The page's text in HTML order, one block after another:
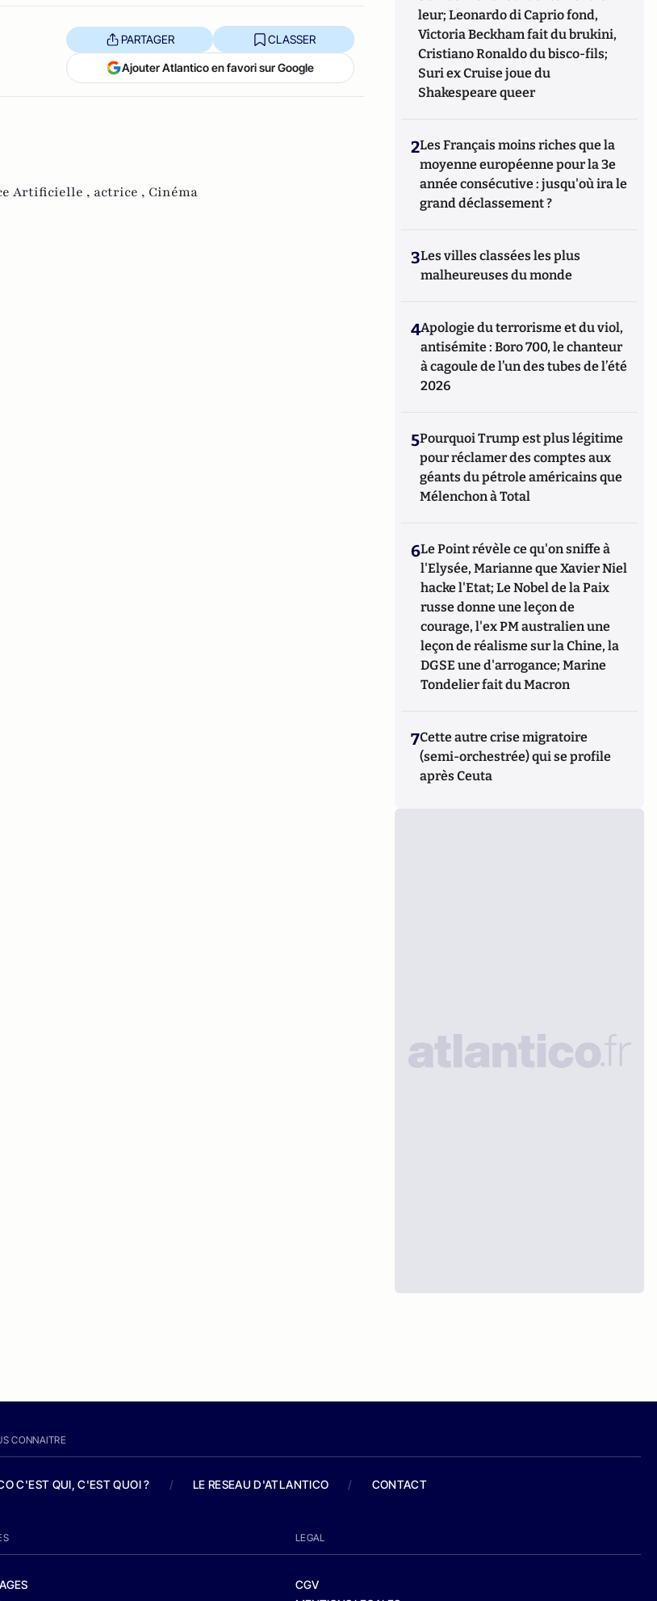
PARTAGER CLASSER
Ajouter Atlantico en favori sur Google
Artificielle , actrice , Cinéma
leur; Leonardo di Caprio fond,
Victoria Beckham fait du brukini,
Cristiano Ronaldo du bisco-fils;
Suri ex Cruise joue du
Shakespeare queer
2Les Français moins riches que la
moyenne européenne pour la 3e
année consécutive : jusqu'où ira le
grand déclassement ?
3Les villes classées les plus
malheureuses du monde
4Apologie du terrorisme et du viol,
antisémite : Boro 700, le chanteur
à cagoule de l’un des tubes de l’été
2026
5Pourquoi Trump est plus légitime
pour réclamer des comptes aux
géants du pétrole américains que
Mélenchon à Total
6Le Point révèle ce qu'on sniffe à
l'Elysée, Marianne que Xavier Niel
hacke l'Etat; Le Nobel de la Paix
russe donne une leçon de
courage, l'ex PM australien une
leçon de réalisme sur la Chine, la
DGSE une d'arrogance; Marine
Tondelier fait du Macron
7Cette autre crise migratoire
(semi-orchestrée) qui se profile
après Ceuta
CONNAITRE
C'EST QUI, C'EST QUOI ? / LE RESEAU D'ATLANTICO / CONTACT
LEGAL
CGV